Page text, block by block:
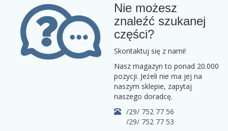
Nie możesz
znaleźć szukanej
części?
Skontaktuj się z nami!
Nasz magazyn to ponad 20.000
pozycji. Jeżeli nie ma jej na
naszym sklepie, zapytaj
naszego doradcę.
/29/ 752 77 56
/29/ 752 77 53